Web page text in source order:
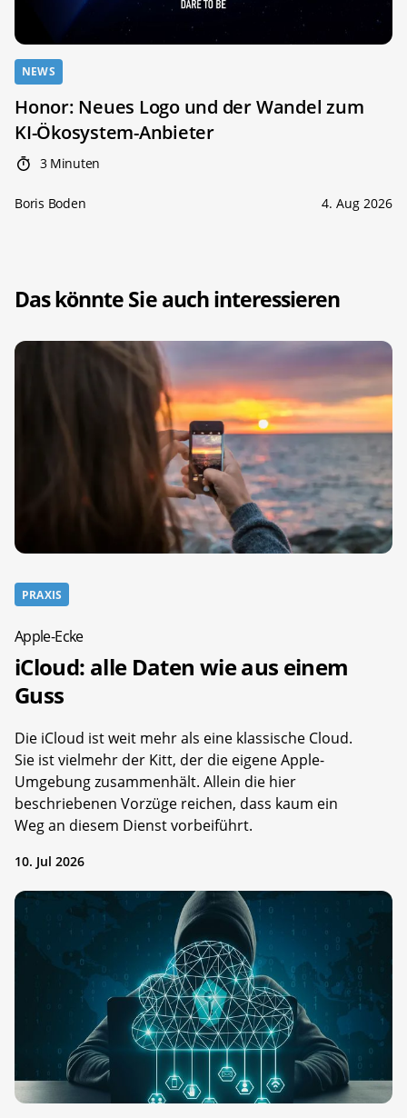
NEWS
Honor: Neues Logo und der Wandel zum
KI-Ökosystem-Anbieter
3 Minuten
Boris Boden 4. Aug 2026
Das könnte Sie auch interessieren
PRAXIS
Apple-Ecke
iCloud: alle Daten wie aus einem
Guss
Die iCloud ist weit mehr als eine klassische Cloud.
Sie ist vielmehr der Kitt, der die eigene Apple-
Umgebung zusammenhält. Allein die hier
beschriebenen Vorzüge reichen, dass kaum ein
Weg an diesem Dienst vorbeiführt.
10. Jul 2026